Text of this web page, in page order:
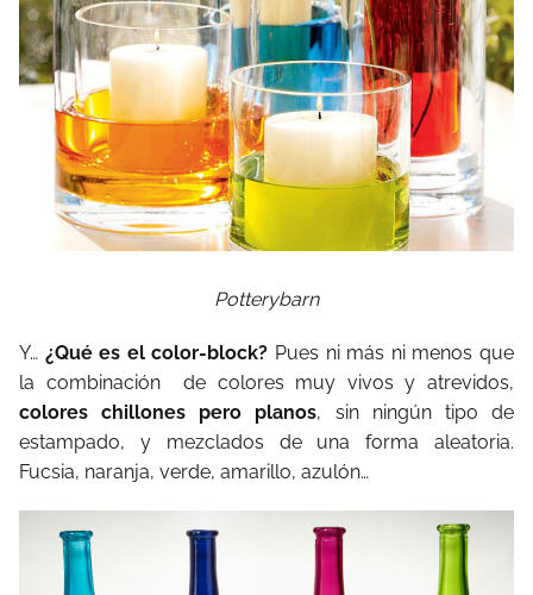
Potterybarn
Y… ¿Qué es el color-block? Pues ni más ni menos que
la combinación de colores muy vivos y atrevidos,
colores chillones pero planos, sin ningún tipo de
estampado, y mezclados de una forma aleatoria.
Fucsia, naranja, verde, amarillo, azulón…